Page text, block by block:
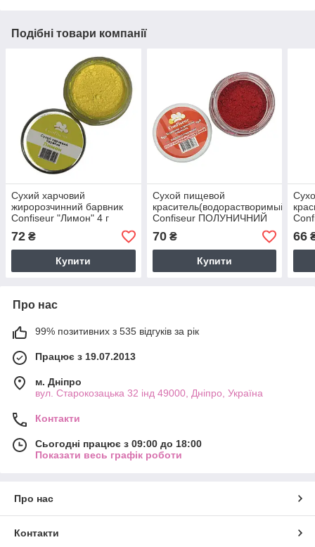
Подібні товари компанії
Сухий харчовий
жиророзчинний барвник
Confiseur "Лимон" 4 г
72 ₴
Купити
Сухой пищевой
краситель(водорастворимый)
Confiseur ПОЛУНИЧНИЙ
ЧЕРВОНИЙ 10 г
70₴
Купити
66
Про нас
99% позитивних з 535 відгуків за рік
Працює з 19.07.2013
м. Дніпро
вул. Старокозацька 32 інд 49000, Дніпро, Україна
Контакти
Сьогодні працює з 09:00 до 18:00
Показати весь графік роботи
Про нас
Контакти